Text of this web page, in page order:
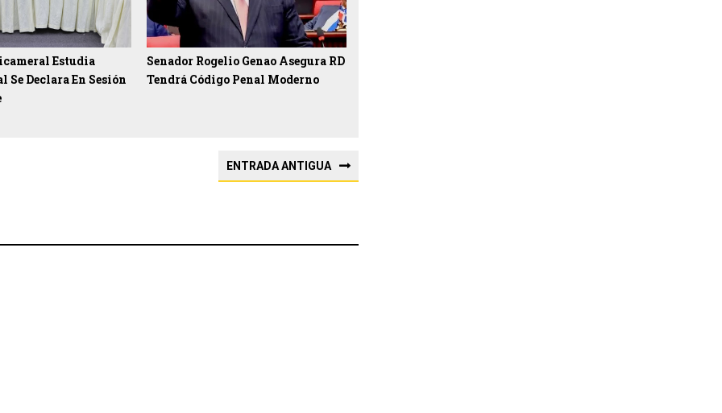
Estudia
Se Declara En Sesión
Senador Rogelio Genao Asegura RD
Tendrá Código Penal Moderno
ENTRADA ANTIGUA